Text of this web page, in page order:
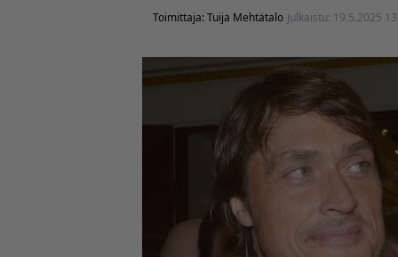
Toimittaja:Tuija Mehtätalo Julkaistu: 19.5.2025